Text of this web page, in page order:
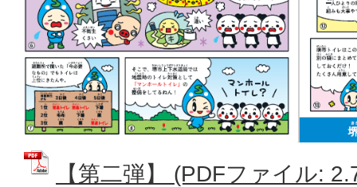
【第二弾】 (PDFファイル: